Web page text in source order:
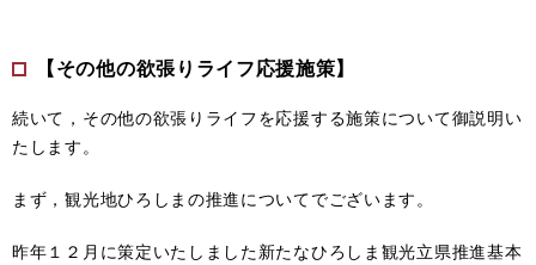
【その他の欲張りライフ応援施策】
続いて，その他の欲張りライフを応援する施策について御説明い
たします。
まず，観光地ひろしまの推進についてでございます。
昨年１２月に策定いたしました新たなひろしま観光立県推進基本